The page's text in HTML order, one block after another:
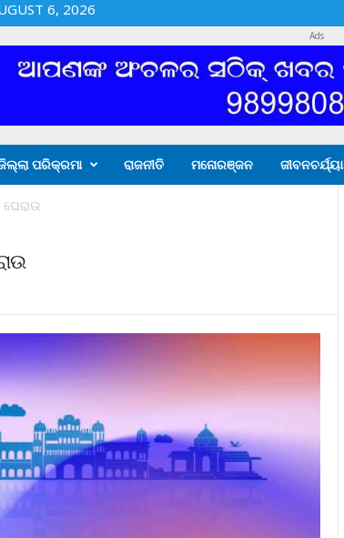
6, 2026
Ads
ପରିକ୍ରମା ରାଜନୀତି ମନୋରଞ୍ଜନ ଜୀବନଚର୍ଯ୍ୟା